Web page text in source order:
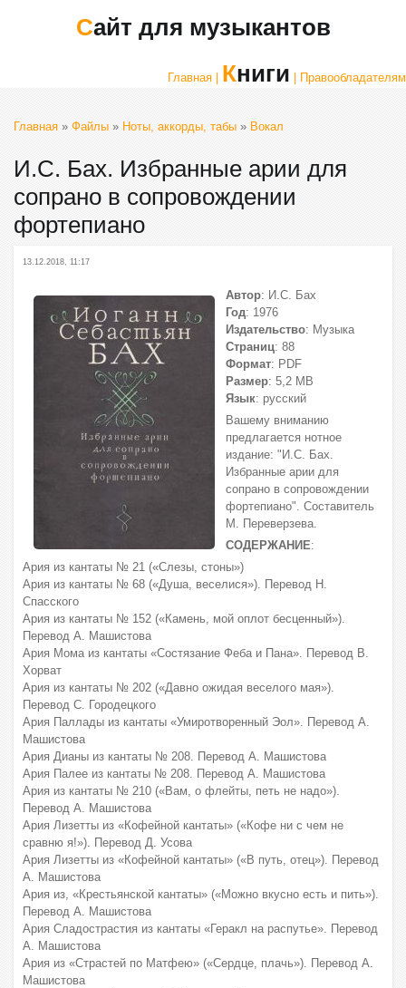
Сайт для музыкантов
Главная | Книги | Правообладателям
Главная » Файлы » Ноты, аккорды, табы » Вокал
И.С. Бах. Избранные арии для
сопрано в сопровождении
фортепиано
13.12.2018, 11:17
Автор: И.С. Бах
Год: 1976
Издательство: Музыка
Страниц: 88
Формат: PDF
Размер: 5,2 МВ
Язык: русский
Вашему вниманию
предлагается нотное
издание: "И.С. Бах.
Избранные арии для
сопрано в сопровождении
фортепиано". Составитель
М. Переверзева.
СОДЕРЖАНИЕ:
Ария из кантаты № 21 («Слезы, стоны»)
Ария из кантаты № 68 («Душа, веселися»). Перевод Н.
Спасского
Ария из кантаты № 152 («Камень, мой оплот бесценный»).
Перевод А. Машистова
Ария Мома из кантаты «Состязание Феба и Пана». Перевод В.
Хорват
Ария из кантаты № 202 («Давно ожидая веселого мая»).
Перевод С. Городецкого
Ария Паллады из кантаты «Умиротворенный Эол». Перевод А.
Машистова
Ария Дианы из кантаты № 208. Перевод А. Машистова
Ария Палее из кантаты № 208. Перевод А. Машистова
Ария из кантаты № 210 («Вам, о флейты, петь не надо»).
Перевод А. Машистова
Ария Лизетты из «Кофейной кантаты» («Кофе ни с чем не
сравню я!»). Перевод Д. Усова
Ария Лизетты из «Кофейной кантаты» («В путь, отец»). Перевод
А. Машистова
Ария из, «Крестьянской кантаты» («Можно вкусно есть и пить»).
Перевод А. Машистова
Ария Сладострастия из кантаты «Геракл на распутье». Перевод
А. Машистова
Ария из «Страстей по Матфею» («Сердце, плачь»). Перевод А.
Машистова